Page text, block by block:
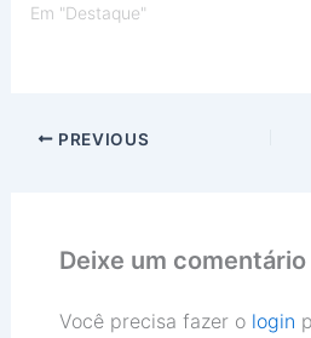
Em "Destaque"
PREVIOUS
Deixe um comentário
Você precisa fazer o login